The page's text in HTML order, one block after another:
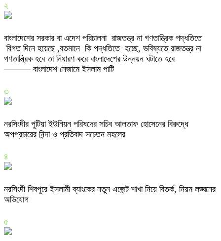
২
বাংলাদেশের সরকার বা এদেশ পরিচালনা রাজতন্ত্র না গণতান্ত্রিক পদ্ধতিতে
বিগত দিনে হয়েছে ,বতমানে কি পদ্ধতিতে হচ্ছে, ভবিষ্যতে রাজতন্ত্র না
গণতান্ত্রিক হবে তা নিধারণ করে বাংলাদেশের উন্নয়ন ঘটাতে হবে
——— বাংলাদেশ নেজামে ইসলাম পাটি
৩
নরসিংদীর পুটিয়া ইউনিয়ন পরিষদের সচিব আলতাফ হোসেনের বিরুদ্ধে
অপপ্রচারের নিন্দা ও প্রতিবাদ সচেতন মহলের
৪
নরসিংদী শিবপুরে ইসলামী ব্যাংকের নতুন এজেন্ট শাখা নিয়ে বিতর্ক, নিয়ম লঙ্ঘনের
অভিযোগ
৫